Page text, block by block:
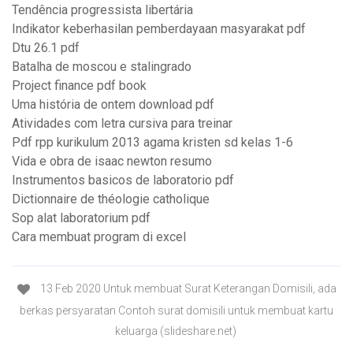
Tendência progressista libertária
Indikator keberhasilan pemberdayaan masyarakat pdf
Dtu 26.1 pdf
Batalha de moscou e stalingrado
Project finance pdf book
Uma história de ontem download pdf
Atividades com letra cursiva para treinar
Pdf rpp kurikulum 2013 agama kristen sd kelas 1-6
Vida e obra de isaac newton resumo
Instrumentos basicos de laboratorio pdf
Dictionnaire de théologie catholique
Sop alat laboratorium pdf
Cara membuat program di excel
13 Feb 2020 Untuk membuat Surat Keterangan Domisili, ada
berkas persyaratan Contoh surat domisili untuk membuat kartu
keluarga (slideshare.net)